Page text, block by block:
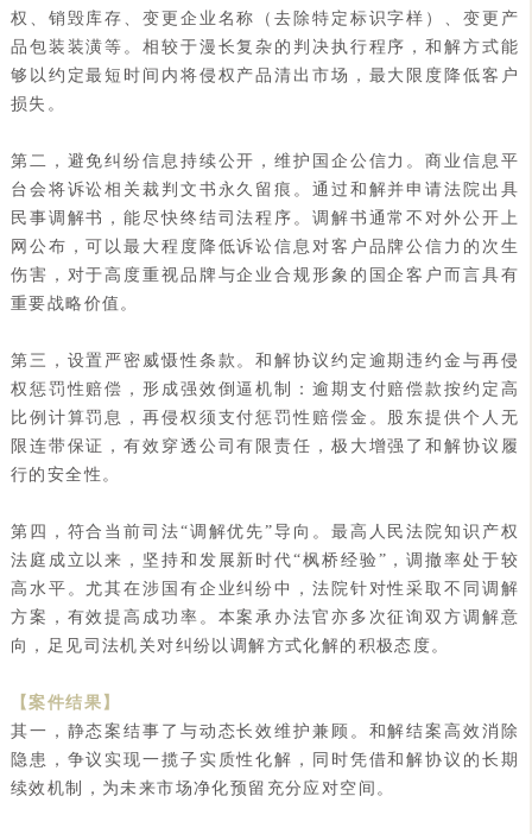
权、销毁库存、变更企业名称（去除特定标识字样）、变更产
品包装装潢等。相较于漫长复杂的判决执行程序，和解方式能
够以约定最短时间内将侵权产品清出市场，最大限度降低客户
损失。
第二，避免纠纷信息持续公开，维护国企公信力。商业信息平
台会将诉讼相关裁判文书永久留痕。通过和解并申请法院出具
民事调解书，能尽快终结司法程序。调解书通常不对外公开上
网公布，可以最大程度降低诉讼信息对客户品牌公信力的次生
伤害，对于高度重视品牌与企业合规形象的国企客户而言具有
重要战略价值。
第三，设置严密威慑性条款。和解协议约定逾期违约金与再侵
权惩罚性赔偿，形成强效倒逼机制：逾期支付赔偿款按约定高
比例计算罚息，再侵权须支付惩罚性赔偿金。股东提供个人无
限连带保证，有效穿透公司有限责任，极大增强了和解协议履
行的安全性。
第四，符合当前司法“调解优先”导向。最高人民法院知识产权
法庭成立以来，坚持和发展新时代“枫桥经验”，调撤率处于较
高水平。尤其在涉国有企业纠纷中，法院针对性采取不同调解
方案，有效提高成功率。本案承办法官亦多次征询双方调解意
向，足见司法机关对纠纷以调解方式化解的积极态度。
【案件结果】
其一，静态案结事了与动态长效维护兼顾。和解结案高效消除
隐患，争议实现一揽子实质性化解，同时凭借和解协议的长期
续效机制，为未来市场净化预留充分应对空间。